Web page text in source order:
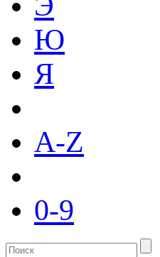
Ю
Я
A-Z
0-9